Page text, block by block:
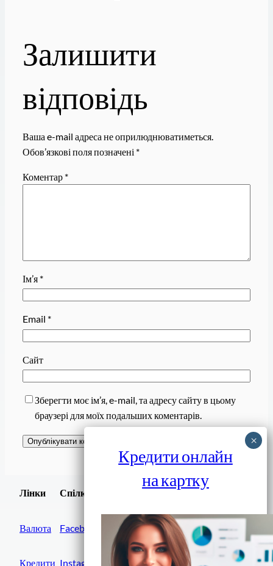
Залишити
відповідь
Ваша e-mail адреса не оприлюднюватиметься.
Обов’язкові поля позначені *
Коментар *
Ім’я *
Email *
Сайт
Зберегти моє ім’я, e-mail, та адресу сайту в цьому
браузері для моїх подальших коментарів.
Лінки
Валюта
Кредити
Спілки
Facebook
Instagram
Завантажити
Кредити онлайн
на картку